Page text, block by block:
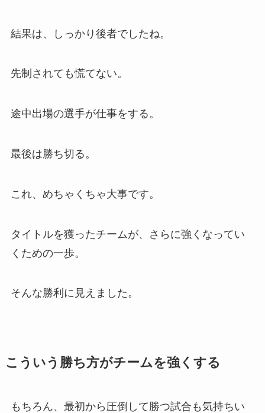
結果は、しっかり後者でしたね。
先制されても慌てない。
途中出場の選手が仕事をする。
最後は勝ち切る。
これ、めちゃくちゃ大事です。
タイトルを獲ったチームが、さらに強くなってい
くための一歩。
そんな勝利に見えました。
こういう勝ち方がチームを強くする
もちろん、最初から圧倒して勝つ試合も気持ちい